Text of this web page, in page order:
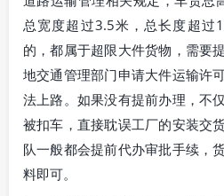
总宽度超过3.5米，总长度超过
的，都属于超限大件货物，需要
地交通管理部门申请大件运输许
法上路。如果没有提前办理，不
被扣车，直接耽误工厂的安装交
队一般都会提前代办审批手续，
料即可。